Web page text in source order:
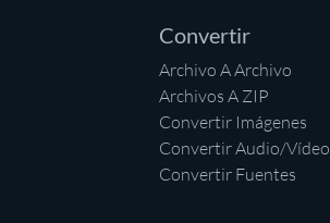
Convertir
Archivo A Archivo
Archivos A ZIP
Convertir Imágenes
Convertir Audio/Vídeo
Convertir Fuentes